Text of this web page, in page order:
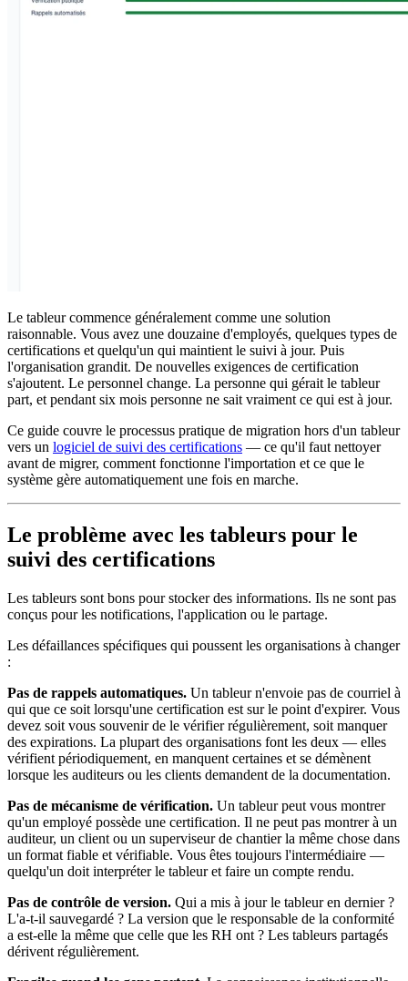
Le tableur commence généralement comme une solution
raisonnable. Vous avez une douzaine d'employés, quelques types de
certifications et quelqu'un qui maintient le suivi à jour. Puis
l'organisation grandit. De nouvelles exigences de certification
s'ajoutent. Le personnel change. La personne qui gérait le tableur
part, et pendant six mois personne ne sait vraiment ce qui est à jour.
Ce guide couvre le processus pratique de migration hors d'un tableur
vers un logiciel de suivi des certifications — ce qu'il faut nettoyer
avant de migrer, comment fonctionne l'importation et ce que le
système gère automatiquement une fois en marche.
Le problème avec les tableurs pour le
suivi des certifications
Les tableurs sont bons pour stocker des informations. Ils ne sont pas
conçus pour les notifications, l'application ou le partage.
Les défaillances spécifiques qui poussent les organisations à changer
:
Pas de rappels automatiques. Un tableur n'envoie pas de courriel à
qui que ce soit lorsqu'une certification est sur le point d'expirer. Vous
devez soit vous souvenir de le vérifier régulièrement, soit manquer
des expirations. La plupart des organisations font les deux — elles
vérifient périodiquement, en manquent certaines et se démènent
lorsque les auditeurs ou les clients demandent de la documentation.
Pas de mécanisme de vérification. Un tableur peut vous montrer
qu'un employé possède une certification. Il ne peut pas montrer à un
auditeur, un client ou un superviseur de chantier la même chose dans
un format fiable et vérifiable. Vous êtes toujours l'intermédiaire —
quelqu'un doit interpréter le tableur et faire un compte rendu.
Pas de contrôle de version. Qui a mis à jour le tableur en dernier ?
L'a-t-il sauvegardé ? La version que le responsable de la conformité
a est-elle la même que celle que les RH ont ? Les tableurs partagés
dérivent régulièrement.